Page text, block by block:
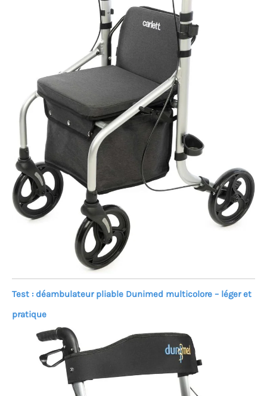
Test : déambulateur pliable Dunimed multicolore – léger et
pratique